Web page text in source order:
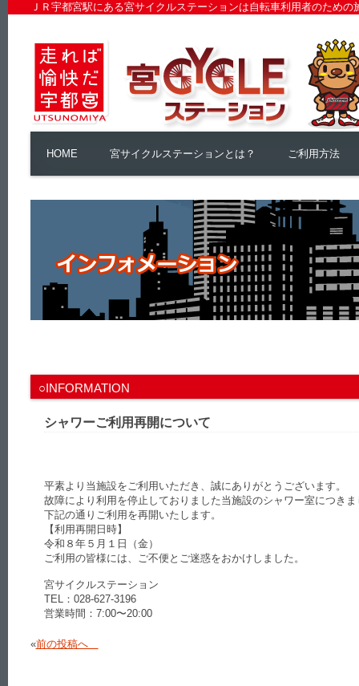
ＪＲ宇都宮駅にある宮サイクルステーションは自転車利用者のための
HOME 宮サイクルステーションとは？ ご利用方法
○INFORMATION
シャワーご利用再開について
平素より当施設をご利用いただき、誠にありがとうございます。
故障により利用を停止しておりました当施設のシャワー室につき
下記の通りご利用を再開いたします。
【利用再開日時】
令和８年５月１日（金）
ご利用の皆様には、ご不便とご迷惑をおかけしました。
宮サイクルステーション
TEL：028-627-3196
営業時間：7:00〜20:00
«前の投稿へ